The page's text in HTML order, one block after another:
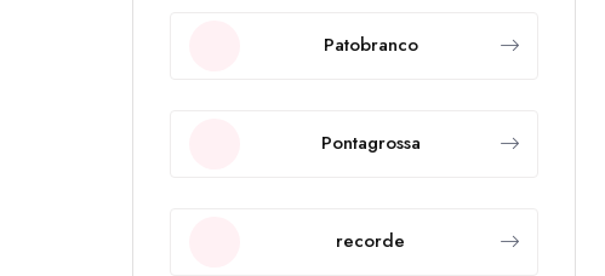
Patobranco
Pontagrossa
recorde